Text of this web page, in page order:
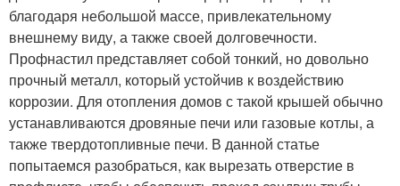
благодаря небольшой массе, привлекательному
внешнему виду, а также своей долговечности.
Профнастил представляет собой тонкий, но довольно
прочный металл, который устойчив к воздействию
коррозии. Для отопления домов с такой крышей обычно
устанавливаются дровяные печи или газовые котлы, а
также твердотопливные печи. В данной статье
попытаемся разобраться, как вырезать отверстие в